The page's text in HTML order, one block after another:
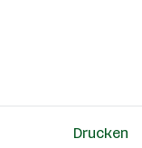
Drucken